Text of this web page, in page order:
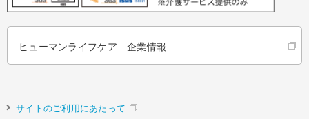
ヒューマンライフケア 企業情報
サイトのご利用にあたって